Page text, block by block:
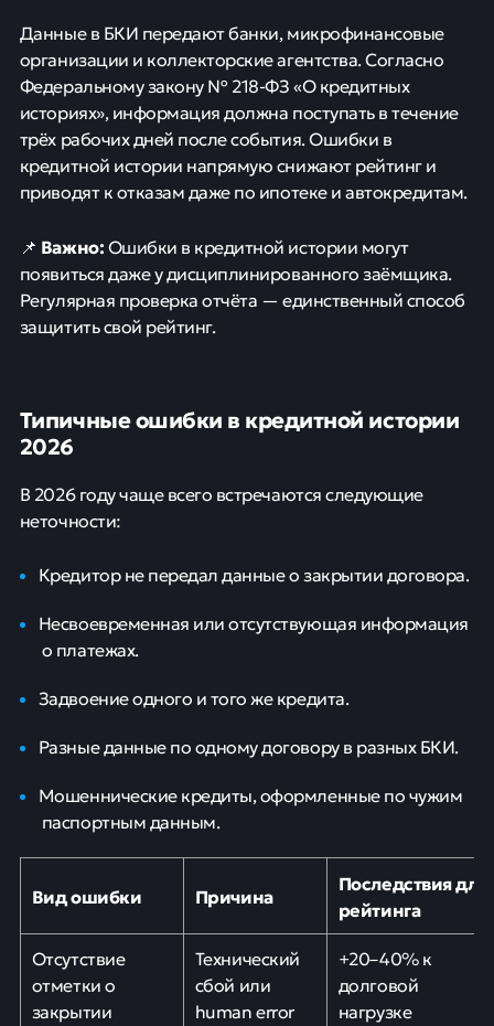
Данные в БКИ передают банки, микрофинансовые
организации и коллекторские агентства. Согласно
Федеральному закону № 218-ФЗ «О кредитных
историях», информация должна поступать в течение
трёх рабочих дней после события. Ошибки в
кредитной истории напрямую снижают рейтинг и
приводят к отказам даже по ипотеке и автокредитам.
📌 Важно:Ошибки в кредитной истории могут
появиться даже у дисциплинированного заёмщика.
Регулярная проверка отчёта — единственный способ
защитить свой рейтинг.
Типичные ошибки в кредитной истории
2026
В 2026 году чаще всего встречаются следующие
неточности:
Кредитор не передал данные о закрытии договора.
Несвоевременная или отсутствующая информация
о платежах.
Задвоение одного и того же кредита.
Разные данные по одному договору в разных БКИ.
Мошеннические кредиты, оформленные по чужим
паспортным данным.
Вид ошибки Причина
Последствия для
рейтинга
Отсутствие
отметки о
закрытии
Технический
сбой или
human error
+20–40% к
долговой
нагрузке